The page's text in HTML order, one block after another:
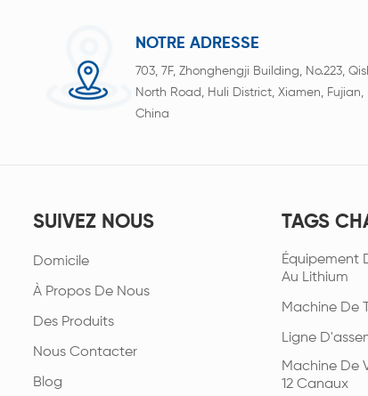
NOTRE ADRESSE
703, 7F, Zhonghengji Building, No.223,
North Road, Huli District, Xiamen, Fujian,
China
SUIVEZ NOUS
Domicile
À Propos De Nous
Des Produits
Nous Contacter
Blog
TAGS
Équipement
Au Lithium
Machine De
Ligne
Machine De
12 Canaux